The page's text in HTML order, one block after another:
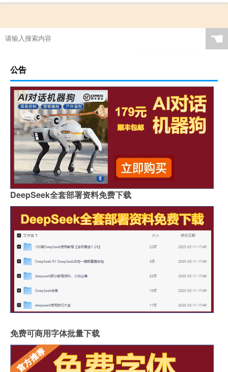
☚
公告
DeepSeek全套部署资料免费下载
免费可商用字体批量下载